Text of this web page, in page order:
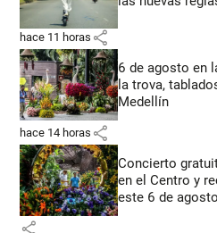
hace 11 horas share
6 de agosto en
la trova,
Medellín
hace 14 horas share
Concierto
en el Centro y
este 6 de
share